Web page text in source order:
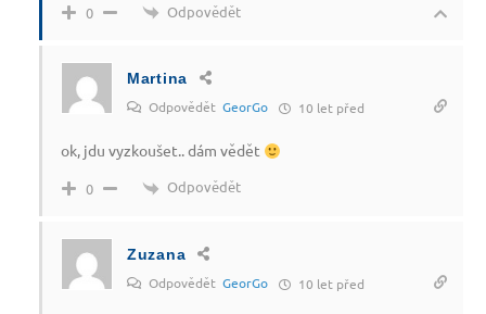
0 Odpovědět
Martina
Odpovědět GeorGo 10 let před
ok, jdu vyzkoušet.. dám vědět
0 Odpovědět
Zuzana
Odpovědět GeorGo 10 let před